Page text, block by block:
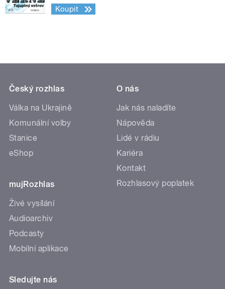
Koupit
Český rozhlas
Válka na Ukrajině
Komunální volby
Stanice
eShop
mujRozhlas
Živé vysílání
Audioarchiv
Podcasty
Mobilní aplikace
O nás
Jak nás naladíte
Nápověda
Lidé v rádiu
Kariéra
Kontakt
Rozhlasový poplatek
Sledujte nás